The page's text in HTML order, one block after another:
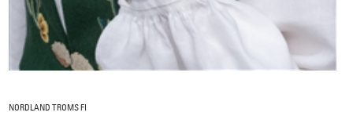
NORDLAND TROMS FI